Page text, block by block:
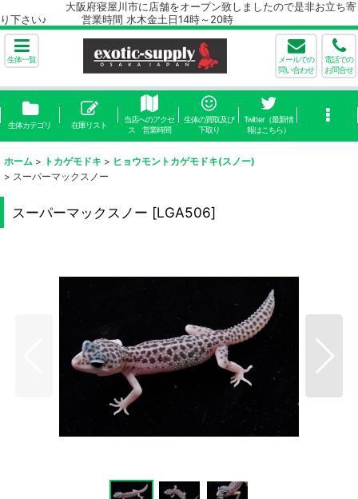
大阪府寝屋川市に店舗をオープン致しましたので是非お立ち寄
り下さい♪ 営業時間 水木金土日14時～20時
生体一覧
メールでの
問い合わせ
電話での
お問合せ
生体カテゴリ 在庫リスト
当店へのアクセ
ス 営業時間
生体の買取及び
下取り
Twitter（最新情
報はこちら）
ホーム > トカゲモドキ > ヒョウモントカゲモドキ(スノー)
> スーパーマックスノー
スーパーマックスノー [LGA506]